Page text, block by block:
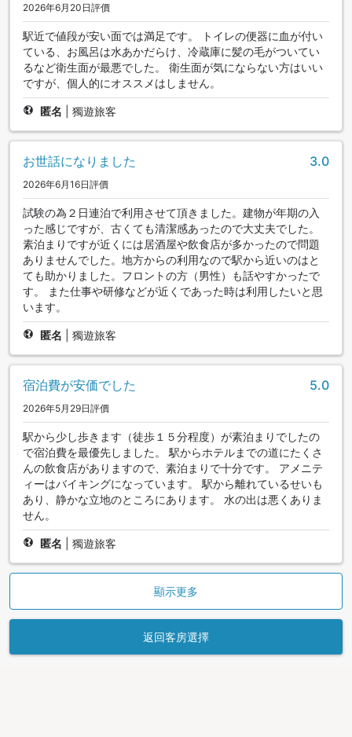
2026年6月20日評價
駅近で値段が安い面では満足です。 トイレの便器に血が付い
ている、お風呂は水あかだらけ、冷蔵庫に髪の毛がついてい
るなど衛生面が最悪でした。 衛生面が気にならない方はいい
ですが、個人的にオススメはしません。
匿名 獨遊旅客
お世話になりました 3.0
2026年6月16日評價
試験の為２日連泊で利用させて頂きました。建物が年期の入
った感じですが、古くても清潔感あったので大丈夫でした。
素泊まりですが近くには居酒屋や飲食店が多かったので問題
ありませんでした。地方からの利用なので駅から近いのはと
ても助かりました。フロントの方（男性）も話やすかったで
す。 また仕事や研修などが近くであった時は利用したいと思
います。
匿名 獨遊旅客
宿泊費が安価でした 5.0
2026年5月29日評價
駅から少し歩きます（徒歩１５分程度）が素泊まりでしたの
で宿泊費を最優先しました。 駅からホテルまでの道にたくさ
んの飲食店がありますので、素泊まりで十分です。 アメニテ
ィーはバイキングになっています。 駅から離れているせいも
あり、静かな立地のところにあります。 水の出は悪くありま
せん。
匿名 獨遊旅客
顯示更多
返回客房選擇